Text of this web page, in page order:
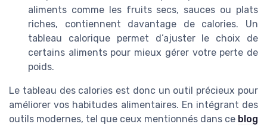
aliments comme les fruits secs, sauces ou plats
riches, contiennent davantage de calories. Un
tableau calorique permet d’ajuster le choix de
certains aliments pour mieux gérer votre perte de
poids.
Le tableau des calories est donc un outil précieux pour
améliorer vos habitudes alimentaires. En intégrant des
outils modernes, tel que ceux mentionnés dans ce blog